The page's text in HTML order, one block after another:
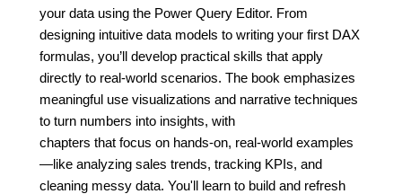
your data using the Power Query Editor. From
designing intuitive data models to writing your first DAX
formulas, you’ll develop practical skills that apply
directly to real-world scenarios. The book emphasizes
meaningful use visualizations and narrative techniques
to turn numbers into insights, with
chapters that focus on hands-on, real-world examples
—like analyzing sales trends, tracking KPIs, and
cleaning messy data. You'll learn to build and refresh